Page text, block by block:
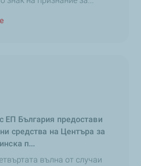
ЕП България предостави
средства на Центъра за
п...
вълна от случаи